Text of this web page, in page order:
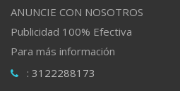
ANUNCIE CON NOSOTROS
Publicidad 100% Efectiva
Para más información
: 3122288173